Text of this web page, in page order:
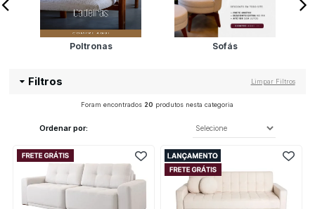
Poltronas Sofás
Filtros Limpar Filtros
Foram encontrados 20 produtos nesta categoria
Ordenar por: